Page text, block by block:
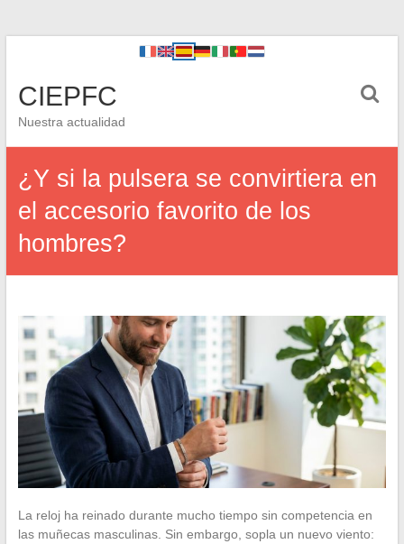
CIEPFC
Nuestra actualidad
¿Y si la pulsera se convirtiera en
el accesorio favorito de los
hombres?
La reloj ha reinado durante mucho tiempo sin competencia en
las muñecas masculinas. Sin embargo, sopla un nuevo viento: